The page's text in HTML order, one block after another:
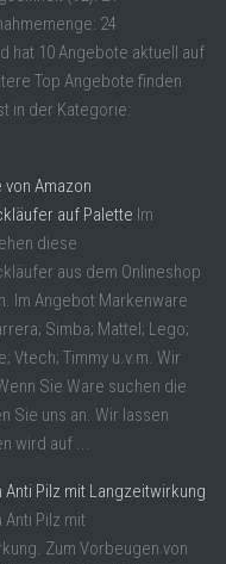
24
hat 10 Angebote aktuell auf
Top Angebote finden
in der Kategorie:
Amazon
auf Palette Im
diese
aus dem Onlineshop
Im Angebot Markenware
Simba; Mattel; Lego;
Vtech; Timmy u.v.m. Wir
Sie Ware suchen die
Sie uns an. Wir lassen
wird auf ...
Pilz mit Langzeitwirkung
Pilz mit
Zum Vorbeugen von